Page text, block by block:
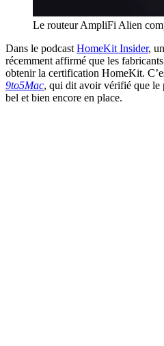
Le routeur AmpliFi Alien
Dans le podcast HomeKit Insider,
récemment affirmé que les
obtenir la certification HomeKit.
9to5Mac, qui dit avoir vérifié que le
bel et bien encore en place.